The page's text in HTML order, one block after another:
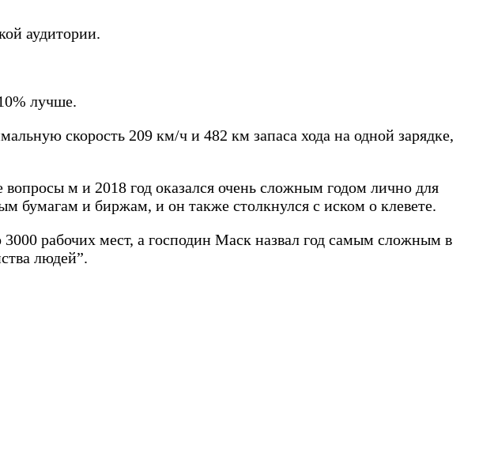
аудитории.
лучше.
скорость 209 км/ч и 482 км запаса хода на одной зарядке,
м и 2018 год оказался очень сложным годом лично для
бумагам и биржам, и он также столкнулся с иском о клевете.
рабочих мест, а господин Маск назвал год самым сложным в
людей”.